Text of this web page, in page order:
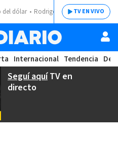
del dólar Rodrigo ChavesTV EN VIVO
Internacional Tendencia
Seguí aquíTV en
directo